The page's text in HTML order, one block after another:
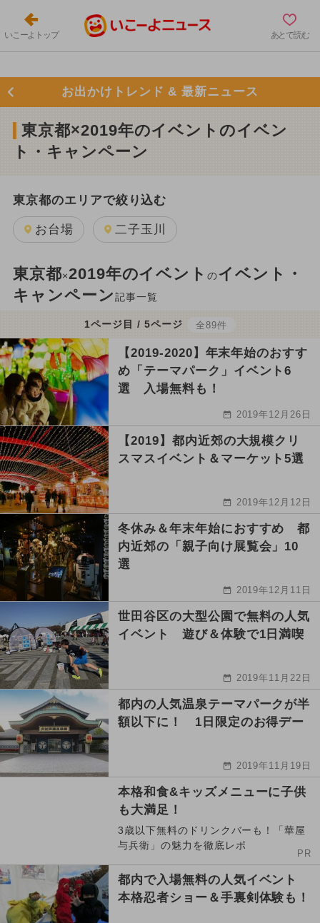
いこーよトップ あとで読む
お出かけトレンド & 最新ニュース
東京都×2019年のイベントのイベン
ト・キャンペーン
東京都のエリアで絞り込む
お台場 二子玉川
東京都×2019年のイベントのイベント・
キャンペーン記事一覧
1ページ目 / 5ページ 全89件
【2019-2020】年末年始のおすす
め「テーマパーク」イベント6
選 入場無料も！
2019年12月26日
【2019】都内近郊の大規模クリ
スマスイベント＆マーケット5選
2019年12月12日
冬休み＆年末年始におすすめ 都
内近郊の「親子向け展覧会」10
選
2019年12月11日
世田谷区の大型公園で無料の人気
イベント 遊び＆体験で1日満喫
2019年11月22日
都内の人気温泉テーマパークが半
額以下に！ 1日限定のお得デー
2019年11月19日
本格和食&キッズメニューに子供
も大満足！
3歳以下無料のドリンクバーも！「華屋
与兵衛」の魅力を徹底レポ
PR
都内で入場無料の人気イベント
本格忍者ショー＆手裏剣体験も！